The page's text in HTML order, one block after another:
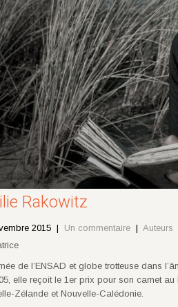
Rakowitz
2015 | Un commentaire | Auteurs
de l’ENSAD et globe trotteuse dans
elle reçoit le 1er prix pour son carnet
Zélande et Nouvelle-Calédonie.